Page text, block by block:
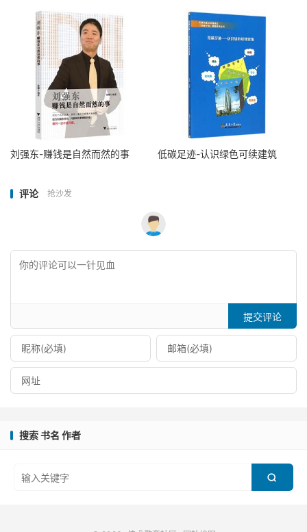
刘强东-赚钱是自然而然的事 低碳足迹-认识绿色可续建筑
评论 抢沙发
提交评论
搜索 书名 作者
